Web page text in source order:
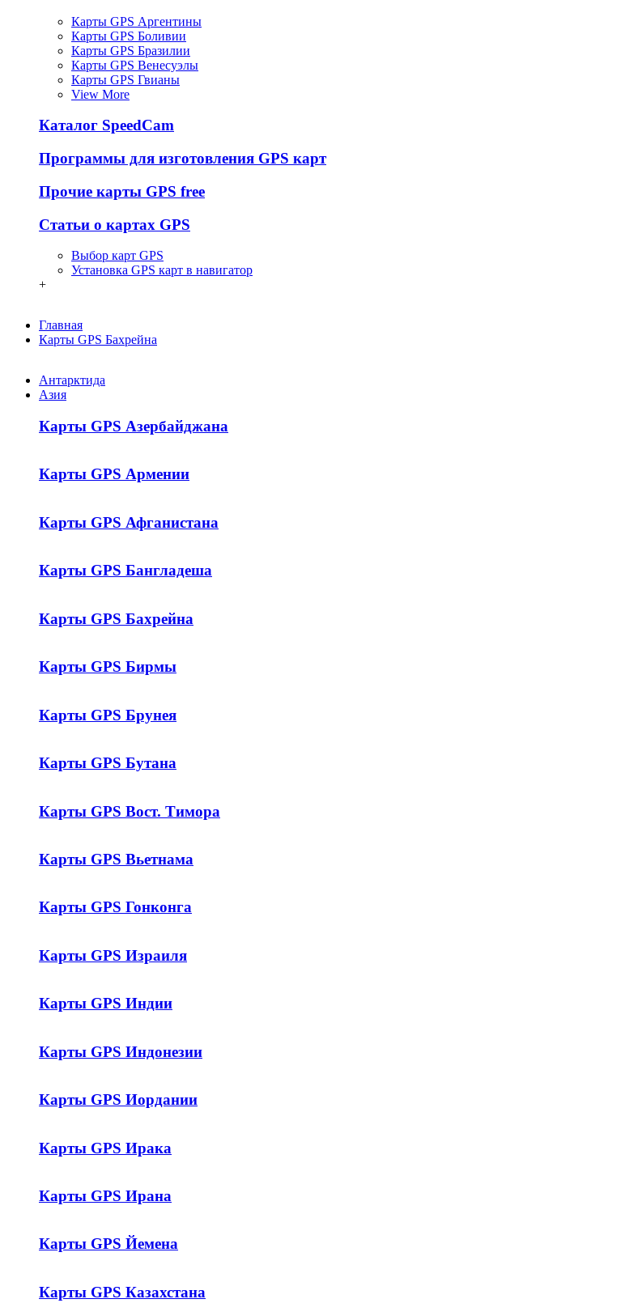
Карты GPS Аргентины
Карты GPS Боливии
Карты GPS Бразилии
Карты GPS Венесуэлы
Карты GPS Гвианы
View More
Каталог SpeedCam
Программы для изготовления GPS карт
Прочие карты GPS free
Статьи о картах GPS
Выбор карт GPS
Установка GPS карт в навигатор
+
Главная
Карты GPS Бахрейна
Антарктида
Азия
Карты GPS Азербайджана
Карты GPS Армении
Карты GPS Афганистана
Карты GPS Бангладеша
Карты GPS Бахрейна
Карты GPS Бирмы
Карты GPS Брунея
Карты GPS Бутана
Карты GPS Вост. Тимора
Карты GPS Вьетнама
Карты GPS Гонконга
Карты GPS Израиля
Карты GPS Индии
Карты GPS Индонезии
Карты GPS Иордании
Карты GPS Ирака
Карты GPS Ирана
Карты GPS Йемена
Карты GPS Казахстана